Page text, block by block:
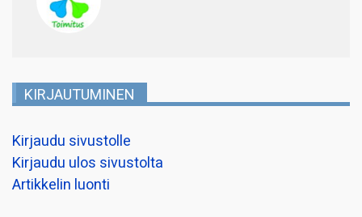
KIRJAUTUMINEN
Kirjaudu sivustolle
Kirjaudu ulos sivustolta
Artikkelin luonti